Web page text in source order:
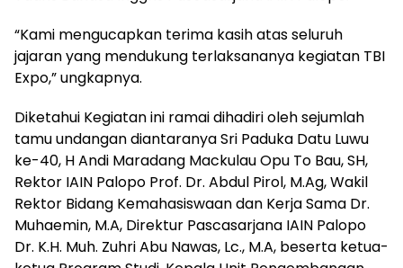
“Kami mengucapkan terima kasih atas seluruh
jajaran yang mendukung terlaksananya kegiatan TBI
Expo,” ungkapnya.
Diketahui Kegiatan ini ramai dihadiri oleh sejumlah
tamu undangan diantaranya Sri Paduka Datu Luwu
ke-40, H Andi Maradang Mackulau Opu To Bau, SH,
Rektor IAIN Palopo Prof. Dr. Abdul Pirol, M.Ag, Wakil
Rektor Bidang Kemahasiswaan dan Kerja Sama Dr.
Muhaemin, M.A, Direktur Pascasarjana IAIN Palopo
Dr. K.H. Muh. Zuhri Abu Nawas, Lc., M.A, beserta ketua-